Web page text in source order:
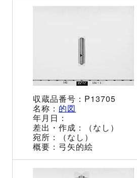
P13705
的図
（なし）
（なし）
弓矢的絵